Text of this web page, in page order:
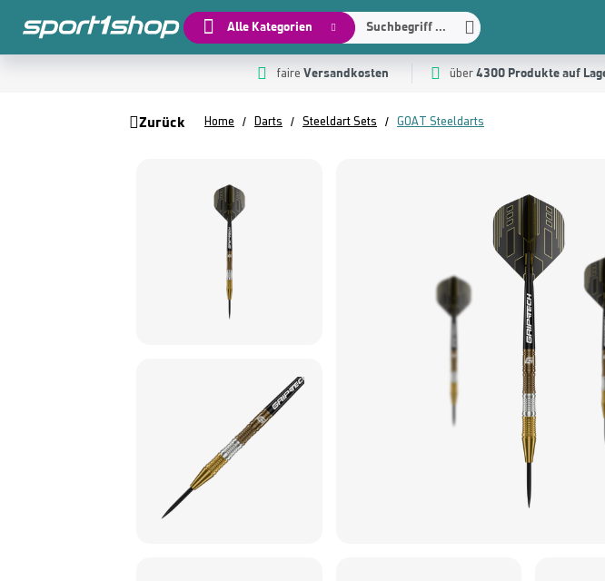
Alle Kategorien Suchbegriff ...
faire Versandkosten über 4300 Produkte auf
Zurück Home Darts Steeldart Sets GOAT Steeldarts